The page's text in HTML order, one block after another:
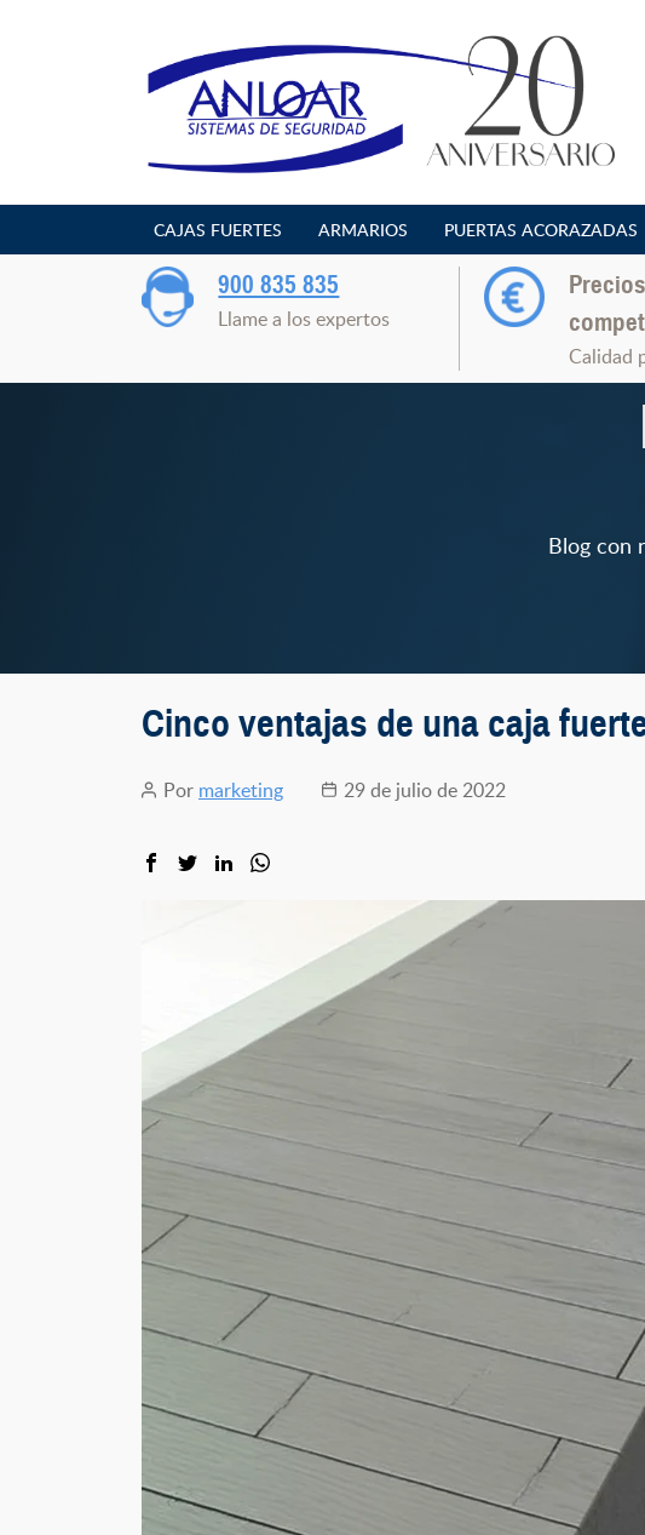
CAJAS FUERTES ARMARIOS PUERTAS ACORAZADAS
900 835 835
Llame a los expertos
Precios
Calidad
Blog con
Cinco ventajas de una caja
Autor
la
entrada
Por marketing
Fecha29 de julio de 2022